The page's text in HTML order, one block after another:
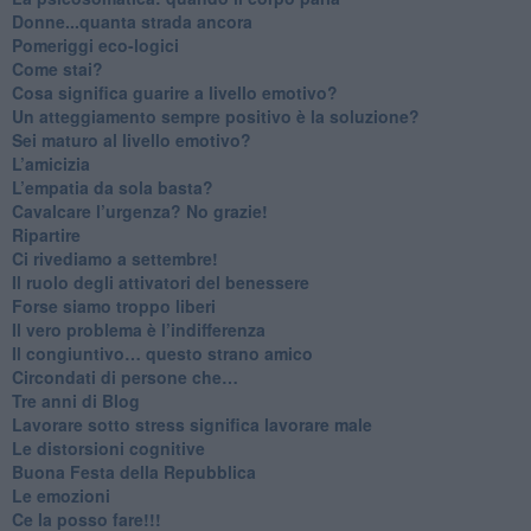
Donne...quanta strada ancora
​Pomeriggi eco-logici
​Come stai?
Cosa significa guarire a livello emotivo?
​Un atteggiamento sempre positivo è la soluzione?
​Sei maturo al livello emotivo?
​L’amicizia
​L’empatia da sola basta?
​Cavalcare l’urgenza? No grazie!
Ripartire
​Ci rivediamo a settembre!
​Il ruolo degli attivatori del benessere
​Forse siamo troppo liberi
​Il vero problema è l’indifferenza
​Il congiuntivo… questo strano amico
​Circondati di persone che…
​Tre anni di Blog
​Lavorare sotto stress significa lavorare male
​Le distorsioni cognitive
​Buona Festa della Repubblica
Le emozioni
​Ce la posso fare!!!